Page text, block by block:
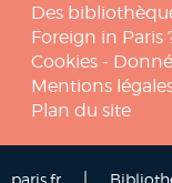
Des
Foreign in Paris
Cookies -
Mentions
Plan du site
paris.fr